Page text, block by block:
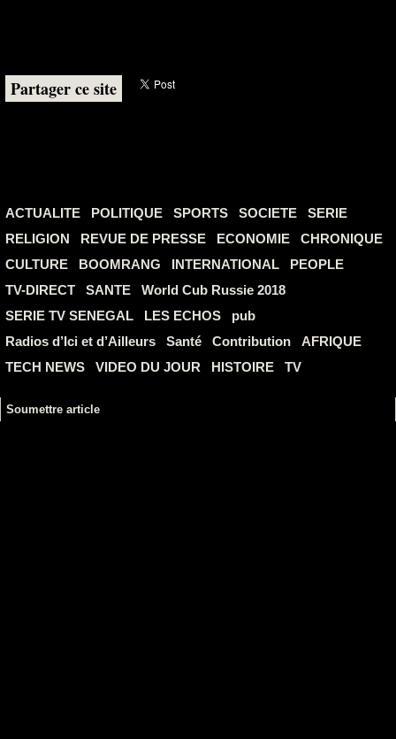
Partager ce site
ACTUALITE POLITIQUE SPORTS SOCIETE
SERIE
RELIGION
REVUE DE PRESSE ECONOMIE
CHRONIQUE
CULTURE
BOOMRANG INTERNATIONAL
PEOPLE
TV-DIRECT
SANTE
World Cub Russie 2018
SERIE TV SENEGAL
LES ECHOS
pub
Radios d’Ici et d’Ailleurs
Santé Contribution
AFRIQUE
TECH NEWS
VIDEO DU JOUR HISTOIRE TV
Soumettre article